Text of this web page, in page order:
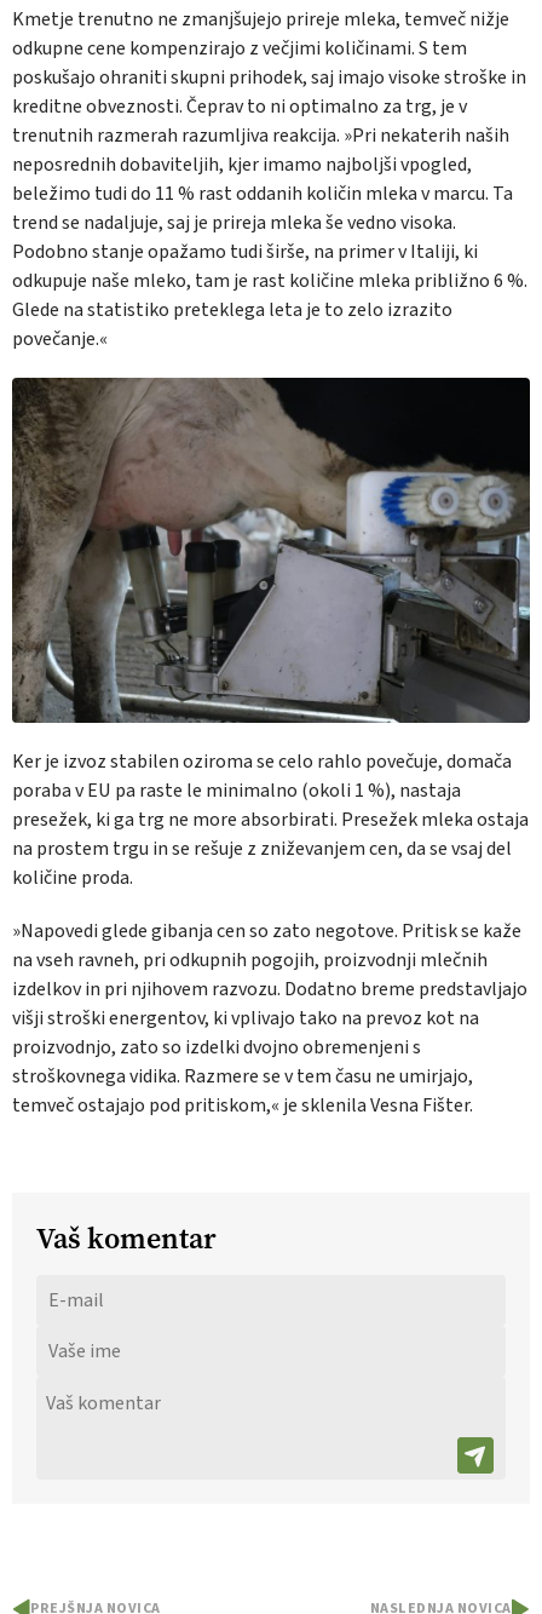
Kmetje trenutno ne zmanjšujejo prireje mleka, temveč nižje
odkupne cene kompenzirajo z večjimi količinami. S tem
poskušajo ohraniti skupni prihodek, saj imajo visoke stroške in
kreditne obveznosti. Čeprav to ni optimalno za trg, je v
trenutnih razmerah razumljiva reakcija. »Pri nekaterih naših
neposrednih dobaviteljih, kjer imamo najboljši vpogled,
beležimo tudi do 11 % rast oddanih količin mleka v marcu. Ta
trend se nadaljuje, saj je prireja mleka še vedno visoka.
Podobno stanje opažamo tudi širše, na primer v Italiji, ki
odkupuje naše mleko, tam je rast količine mleka približno 6 %.
Glede na statistiko preteklega leta je to zelo izrazito
povečanje.«
Ker je izvoz stabilen oziroma se celo rahlo povečuje, domača
poraba v EU pa raste le minimalno (okoli 1 %), nastaja
presežek, ki ga trg ne more absorbirati. Presežek mleka ostaja
na prostem trgu in se rešuje z zniževanjem cen, da se vsaj del
količine proda.
»Napovedi glede gibanja cen so zato negotove. Pritisk se kaže
na vseh ravneh, pri odkupnih pogojih, proizvodnji mlečnih
izdelkov in pri njihovem razvozu. Dodatno breme predstavljajo
višji stroški energentov, ki vplivajo tako na prevoz kot na
proizvodnjo, zato so izdelki dvojno obremenjeni s
stroškovnega vidika. Razmere se v tem času ne umirjajo,
temveč ostajajo pod pritiskom,« je sklenila Vesna Fišter.
Vaš komentar
PREJŠNJA NOVICA NASLEDNJA NOVICA